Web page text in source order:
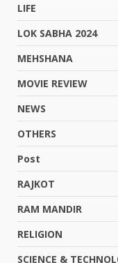
LIFE
LOK SABHA 2024
MEHSHANA
MOVIE REVIEW
NEWS
OTHERS
Post
RAJKOT
RAM MANDIR
RELIGION
SCIENCE &